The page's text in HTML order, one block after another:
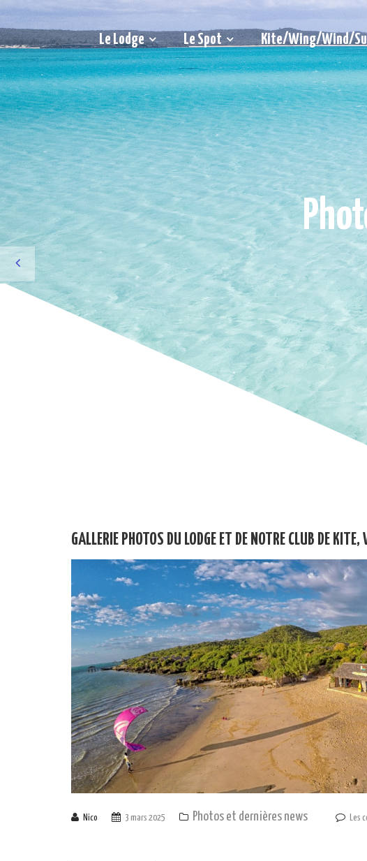
Le Lodge Le Spot Kite/Wing/Wind/
GALLERIE PHOTOS DU LODGE ET DE NOTRE CLUB DE
Nico 3 mars 2025 Photos et dernières news Les